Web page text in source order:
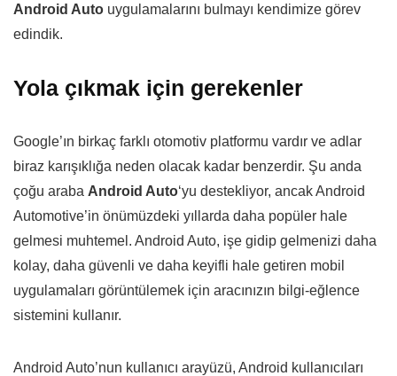
Android Auto uygulamalarını bulmayı kendimize görev
edindik.
Yola çıkmak için gerekenler
Google’ın birkaç farklı otomotiv platformu vardır ve adlar
biraz karışıklığa neden olacak kadar benzerdir. Şu anda
çoğu araba Android Auto‘yu destekliyor, ancak Android
Automotive’in önümüzdeki yıllarda daha popüler hale
gelmesi muhtemel. Android Auto, işe gidip gelmenizi daha
kolay, daha güvenli ve daha keyifli hale getiren mobil
uygulamaları görüntülemek için aracınızın bilgi-eğlence
sistemini kullanır.
Android Auto’nun kullanıcı arayüzü, Android kullanıcıları